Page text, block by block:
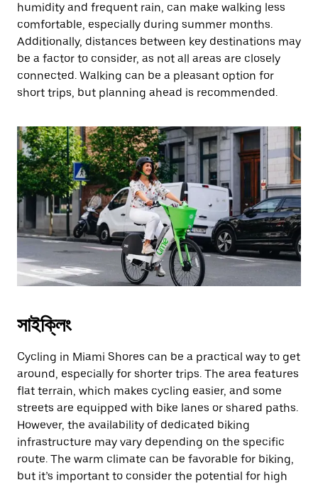
humidity and frequent rain, can make walking less
comfortable, especially during summer months.
Additionally, distances between key destinations may
be a factor to consider, as not all areas are closely
connected. Walking can be a pleasant option for
short trips, but planning ahead is recommended.
সাইক্লিং
Cycling in Miami Shores can be a practical way to get
around, especially for shorter trips. The area features
flat terrain, which makes cycling easier, and some
streets are equipped with bike lanes or shared paths.
However, the availability of dedicated biking
infrastructure may vary depending on the specific
route. The warm climate can be favorable for biking,
but it’s important to consider the potential for high